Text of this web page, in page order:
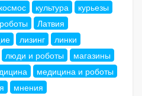
космос культура
курьезы
Латвия
лизинг
линки
люди и роботы
магазины
медицина и роботы
мнения